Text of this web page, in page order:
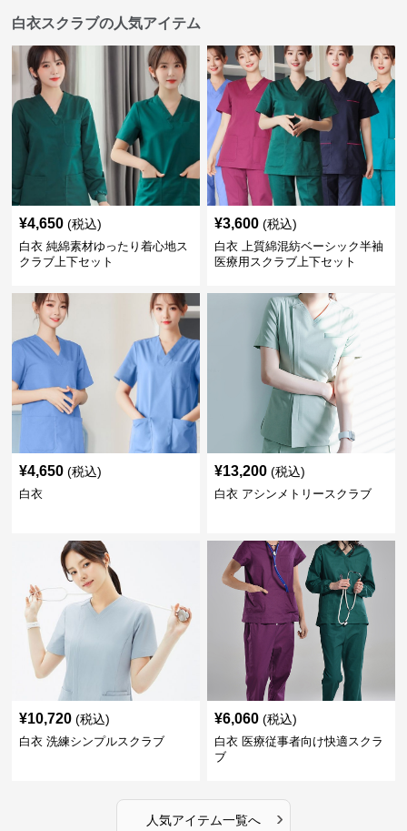
白衣スクラブの人気アイテム
¥4,650 (税込)
白衣 純綿素材ゆったり着心地ス
クラブ上下セット
¥3,600 (税込)
白衣 上質綿混紡ベーシック半袖
医療用スクラブ上下セット
¥4,650 (税込)
白衣
¥13,200 (税込)
白衣 アシンメトリースクラブ
¥10,720 (税込)
白衣 洗練シンプルスクラブ
¥6,060 (税込)
白衣 医療従事者向け快適スクラ
ブ
人気アイテム一覧へ ›